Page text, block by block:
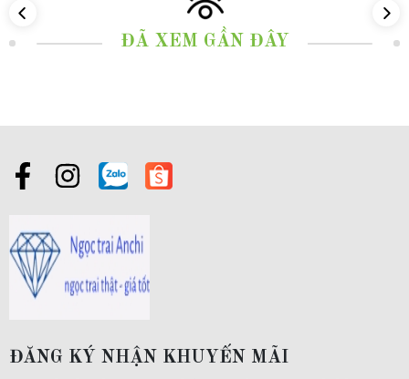
1. Thông Tin Sản
Tây 10k Tặng Người Yêu
Mã sản phẩm : NVN133
vàng
ĐÃ XEM GẦN ĐÂY
ĐĂNG KÝ NHẬN KHUYẾN MÃI